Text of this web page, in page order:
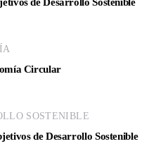
Circular
SOSTENIBLE
de Desarrollo Sostenible